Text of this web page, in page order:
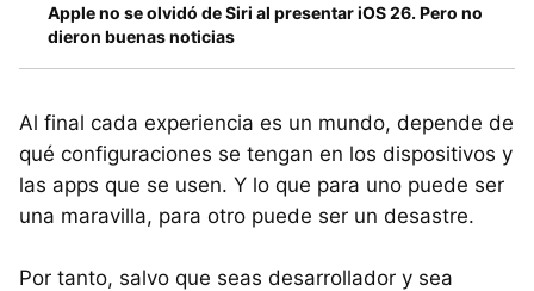
Apple no se olvidó de Siri al presentar iOS 26. Pero no
dieron buenas noticias
Al final cada experiencia es un mundo, depende de
qué configuraciones se tengan en los dispositivos y
las apps que se usen. Y lo que para uno puede ser
una maravilla, para otro puede ser un desastre.
Por tanto, salvo que seas desarrollador y sea